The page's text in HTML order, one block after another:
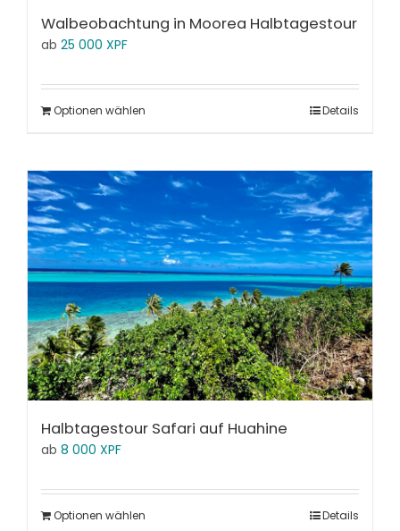
Walbeobachtung in Moorea Halbtagestour
ab 25 000 XPF
Optionen wählen Details
Halbtagestour Safari auf Huahine
ab 8 000 XPF
Optionen wählen Details